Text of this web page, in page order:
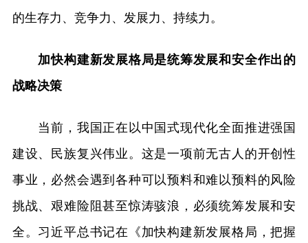
的生存力、竞争力、发展力、持续力。
加快构建新发展格局是统筹发展和安全作出的
战略决策
当前，我国正在以中国式现代化全面推进强国
建设、民族复兴伟业。这是一项前无古人的开创性
事业，必然会遇到各种可以预料和难以预料的风险
挑战、艰难险阻甚至惊涛骇浪，必须统筹发展和安
全。习近平总书记在《加快构建新发展格局，把握